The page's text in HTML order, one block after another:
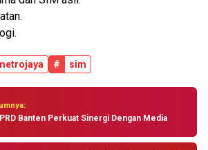
# sim
Banten Perkuat Sinergi Dengan Media